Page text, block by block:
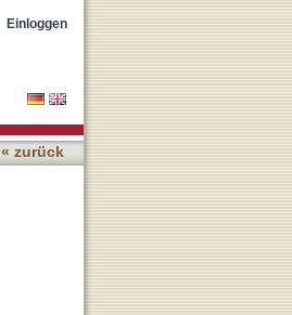
Einloggen
« zurück